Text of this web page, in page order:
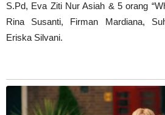
S.Pd, Eva Ziti Nur Asiah & 5 orang
Rina Susanti, Firman Mardiana,
Eriska Silvani.